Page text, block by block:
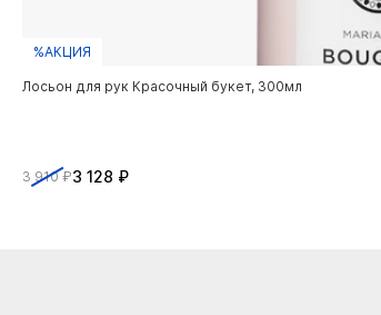
%АКЦИЯ
Лосьон для рук Красочный букет, 300мл
3 910 ₽3 128 ₽